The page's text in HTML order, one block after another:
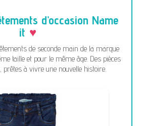
d’occasion Name
it
de seconde main de la marque
taille et pour le même âge. Des pièces
prêtes à vivre une nouvelle histoire.